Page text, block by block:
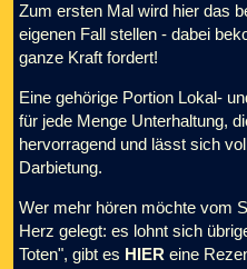
Zum ersten Mal wird hier das
eigenen Fall stellen - dabei
ganze Kraft fordert!
Eine gehörige Portion Lokal-
für jede Menge Unterhaltung,
hervorragend und lässt sich
Darbietung.
Wer mehr hören möchte vom
Herz gelegt: es lohnt sich
Toten", gibt es HIER eine